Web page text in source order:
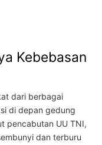
Kebebasan
dari berbagai
di depan gedung
pencabutan UU TNI,
dan terburu